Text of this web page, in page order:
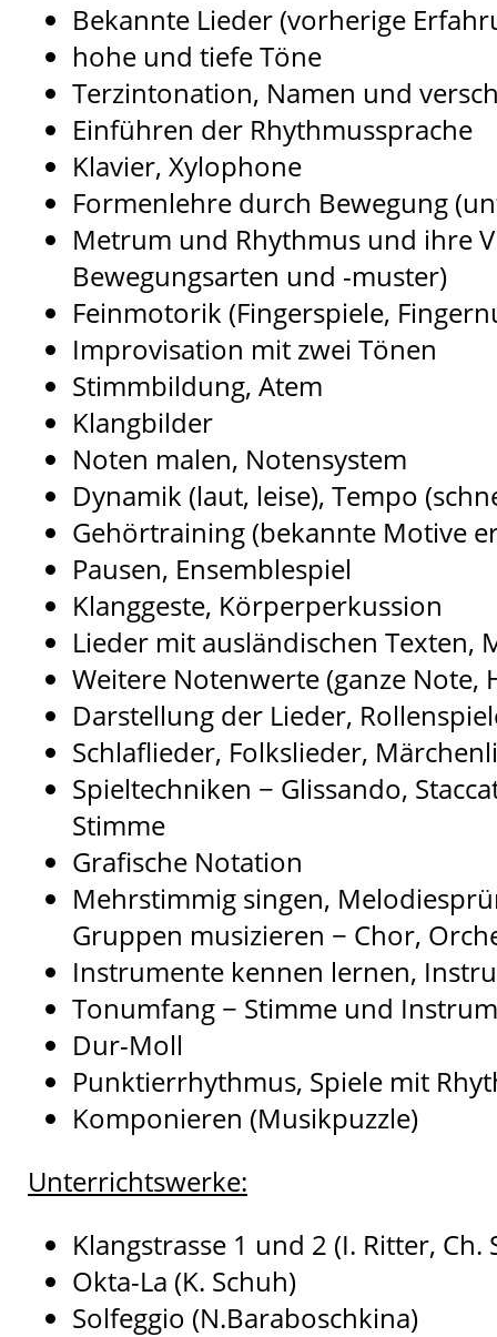
Bekannte Lieder (vorherige
hohe und tiefe Töne
Terzintonation, Namen und
Einführen der Rhythmussprache
Klavier, Xylophone
Formenlehre durch Bewegung
Metrum und Rhythmus und ihre
Bewegungsarten und -muster)
Feinmotorik (Fingerspiele,
Improvisation mit zwei Tönen
Stimmbildung, Atem
Klangbilder
Noten malen, Notensystem
Dynamik (laut, leise), Tempo
Gehörtraining (bekannte Motive
Pausen, Ensemblespiel
Klanggeste, Körperperkussion
Lieder mit ausländischen Texten,
Weitere Notenwerte (ganze Note,
Darstellung der Lieder,
Schlaflieder, Folkslieder,
Spieltechniken − Glissando,
Stimme
Grafische Notation
Mehrstimmig singen,
Gruppen musizieren − Chor,
Instrumente kennen lernen,
Tonumfang − Stimme und
Dur-Moll
Punktierrhythmus, Spiele mit
Komponieren (Musikpuzzle)
Unterrichtswerke:
Klangstrasse 1 und 2 (I. Ritter, Ch.
Okta-La (K. Schuh)
Solfeggio (N.Baraboschkina)